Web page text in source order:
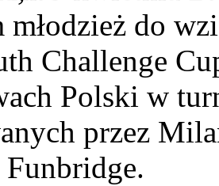
młodzież do
Challenge
Polski w
przez